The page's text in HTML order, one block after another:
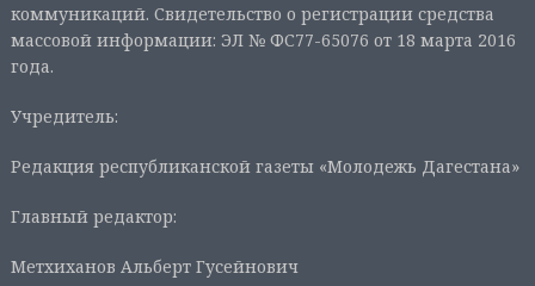
коммуникаций. Свидетельство о регистрации средства
массовой информации: ЭЛ № ФС77-65076 от 18 марта 2016
года.
Учредитель:
Редакция республиканской газеты «Молодежь Дагестана»
Главный редактор:
Метхиханов Альберт Гусейнович